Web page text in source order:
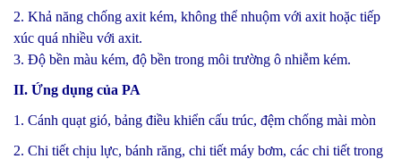
2. Khả năng chống axit kém, không thể nhuộm với axit hoặc tiếp
xúc quá nhiều với axit.
3. Độ bền màu kém, độ bền trong môi trường ô nhiễm kém.
II. Ứng dụng của PA
1. Cánh quạt gió, bảng điều khiển cấu trúc, đệm chống mài mòn
2. Chi tiết chịu lực, bánh răng, chi tiết máy bơm, các chi tiết trong